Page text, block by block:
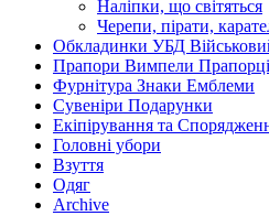
Наліпки, що світяться
Черепи, пірати,
Обкладинки УБД
Прапори Вимпели Прапорці
Фурнітура Знаки Емблеми
Сувеніри Подарунки
Екіпірування та
Головні убори
Взуття
Одяг
Archive